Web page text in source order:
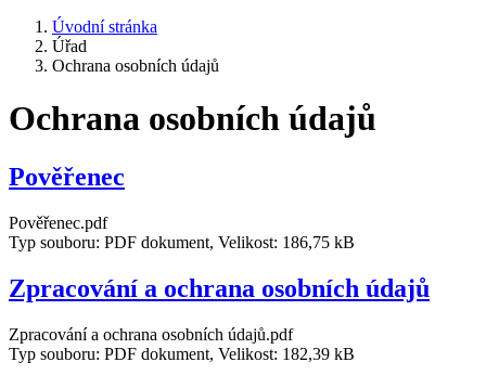
Úvodní stránka
Úřad
Ochrana osobních údajů
Ochrana osobních údajů
Pověřenec
Pověřenec.pdf
Typ souboru: PDF dokument, Velikost: 186,75 kB
Zpracování a ochrana osobních údajů
Zpracování a ochrana osobních údajů.pdf
Typ souboru: PDF dokument, Velikost: 182,39 kB